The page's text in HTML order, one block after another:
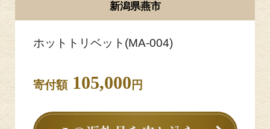
新潟県燕市
ホットトリベット(MA-004)
寄付額105,000 円